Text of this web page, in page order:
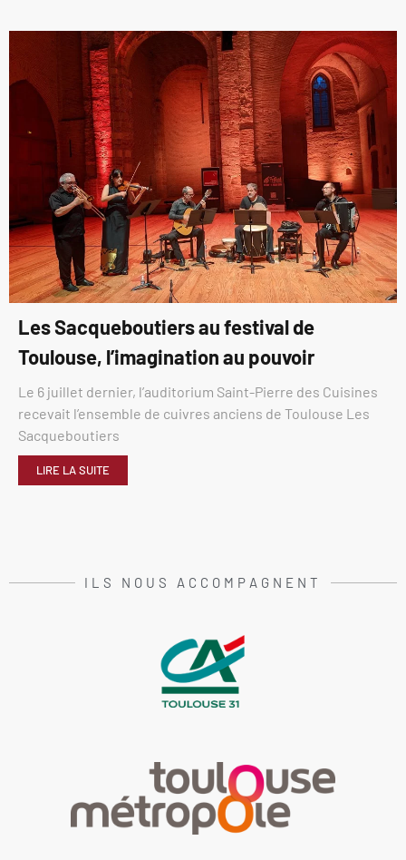
Les Sacqueboutiers au festival de
Toulouse, l’imagination au pouvoir
Le 6 juillet dernier, l’auditorium Saint-Pierre des Cuisines
recevait l’ensemble de cuivres anciens de Toulouse Les
Sacqueboutiers
LIRE LA SUITE
ILS NOUS ACCOMPAGNENT